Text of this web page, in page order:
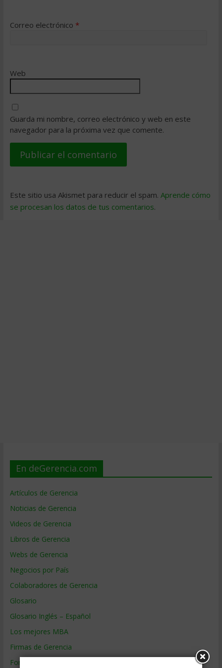
Correo electrónico *
Web
Guarda mi nombre, correo electrónico y web en este
navegador para la próxima vez que comente.
Este sitio usa Akismet para reducir el spam. Aprende cómo
se procesan los datos de tus comentarios.
En deGerencia.com
Artículos de Gerencia
Noticias de Gerencia
Videos de Gerencia
Libros de Gerencia
Webs de Gerencia
Negocios por País
Colaboradores de Gerencia
Glosario
Glosario Inglés – Español
Los mejores MBA
Firmas de Gerencia
Formación de Gerencia